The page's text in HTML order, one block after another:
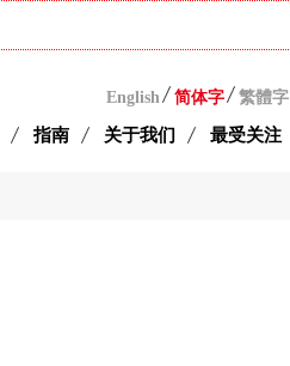
English 简体字 繁體字
指南 关于我们 最受关注